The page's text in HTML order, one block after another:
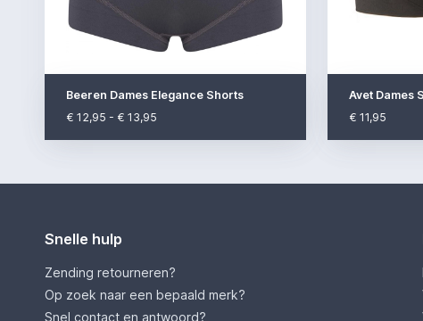
Beeren Dames Elegance Shorts
€ 12,95 - € 13,95
Avet Dames
€ 11,95
Snelle hulp
Zending retourneren?
Op zoek naar een bepaald merk?
Snel contact en antwoord?